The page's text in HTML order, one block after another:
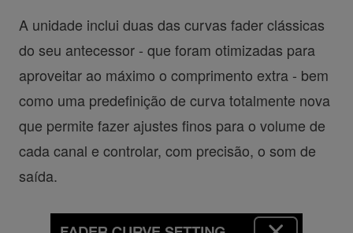
A unidade inclui duas das curvas fader clássicas
do seu antecessor - que foram otimizadas para
aproveitar ao máximo o comprimento extra - bem
como uma predefinição de curva totalmente nova
que permite fazer ajustes finos para o volume de
cada canal e controlar, com precisão, o som de
saída.